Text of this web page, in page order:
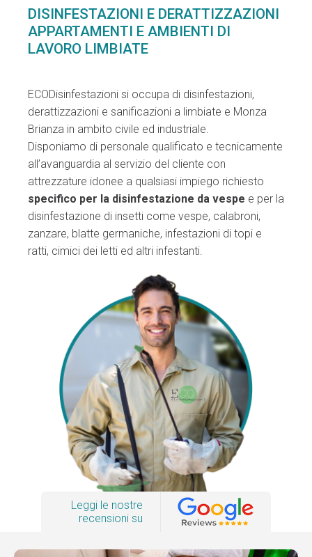
DISINFESTAZIONI E DERATTIZZAZIONI
APPARTAMENTI E AMBIENTI DI
LAVORO LIMBIATE
ECODisinfestazioni si occupa di disinfestazioni,
derattizzazioni e sanificazioni a limbiate e Monza
Brianza in ambito civile ed industriale.
Disponiamo di personale qualificato e tecnicamente
all’avanguardia al servizio del cliente con
attrezzature idonee a qualsiasi impiego richiesto
specifico per la disinfestazione da vespe e per la
disinfestazione di insetti come vespe, calabroni,
zanzare, blatte germaniche, infestazioni di topi e
ratti, cimici dei letti ed altri infestanti.
Leggi le nostre
recensioni su